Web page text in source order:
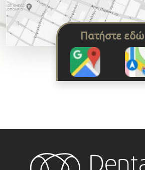
Πατήστε εδώ